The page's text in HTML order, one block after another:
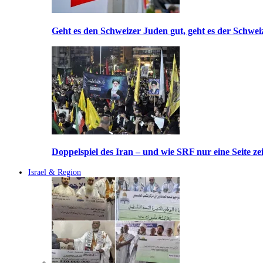
Geht es den Schweizer Juden gut, geht es der
Doppelspiel des Iran – und wie SRF nur eine Seite
Israel & Region